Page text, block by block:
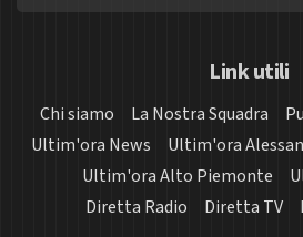
Link utili
Chi siamo La Nostra Squadra
Ultim'ora News
Ultim'ora
Ultim'ora Alto Piemonte
Diretta Radio
Diretta TV